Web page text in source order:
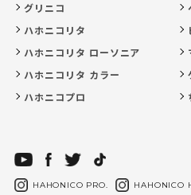
グリニコ
ハホニコリタ
ハホニコリタ ローソニア
ハホニコリタ カラー
ハホニコプロ
HAHONICO PRO. HAHONICO